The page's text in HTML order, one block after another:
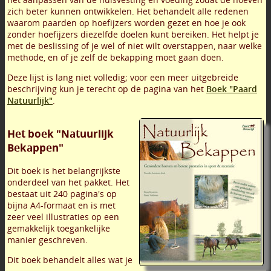
zich beter kunnen ontwikkelen. Het behandelt alle redenen
waarom paarden op hoefijzers worden gezet en hoe je ook
zonder hoefijzers diezelfde doelen kunt bereiken. Het helpt je
met de beslissing of je wel of niet wilt overstappen, naar welke
methode, en of je zelf de bekapping moet gaan doen.
Deze lijst is lang niet volledig; voor een meer uitgebreide
beschrijving kun je terecht op de pagina van het Boek "Paard
Natuurlijk".
Het boek "Natuurlijk
Bekappen"
Dit boek is het belangrijkste
onderdeel van het pakket. Het
bestaat uit 240 pagina's op
bijna A4-formaat en is met
zeer veel illustraties op een
gemakkelijk toegankelijke
manier geschreven.
Dit boek behandelt alles wat je